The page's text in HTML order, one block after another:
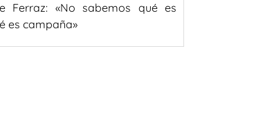
Ferraz: «No sabemos qué es
es campaña»